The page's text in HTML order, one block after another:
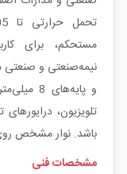
مستحکم، برای
و
تلویزیون،
باشد. نوار مشخص
مشخصات فنی